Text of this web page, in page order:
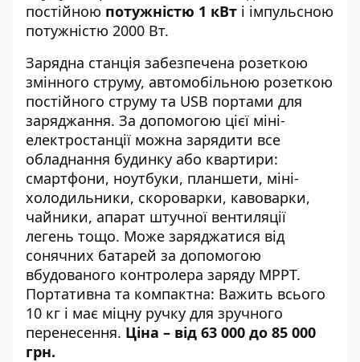
постійною потужністю 1 кВт і імпульсною
потужністю 2000 Вт.
Зарядна станція забезпечена розеткою
змінного струму, автомобільною розеткою
постійного струму та USB портами для
заряджання. За допомогою цієї міні-
електростанції можна зарядити все
обладнання будинку або квартири:
смартфони, ноутбуки, планшети, міні-
холодильники, скороварки, кавоварки,
чайники, апарат штучної вентиляції
легень тощо. Може заряджатися від
сонячних батарей за допомогою
вбудованого контролера заряду MPPT.
Портативна та компактна: Важить всього
10 кг і має міцну ручку для зручного
перенесення. Ціна – від 63 000 до 85 000
грн.